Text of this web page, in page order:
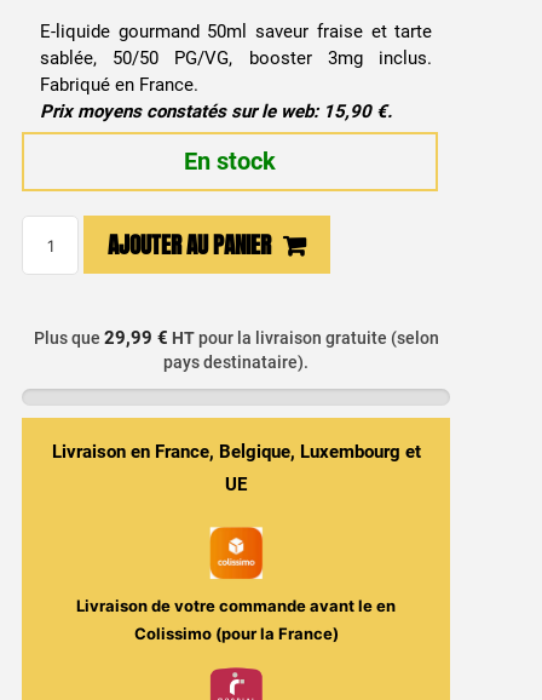
E-liquide gourmand 50ml saveur fraise et tarte
sablée, 50/50 PG/VG, booster 3mg inclus.
Fabriqué en France.
Prix moyens constatés sur le web: 15,90 €.
En stock
Wonderful
Fraise
50ml
AJOUTER AU PANIER
Plus que 29,99 € HTpour la livraison gratuite (selon
pays destinataire).
Livraison en France, Belgique, Luxembourg et
UE
Livraison de votre commande avant leen
Colissimo (pour la France)